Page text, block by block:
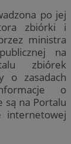
po jej
zbiórki i
ministra
na
zbiórek
o zasadach
o
są na Portalu
internetowej